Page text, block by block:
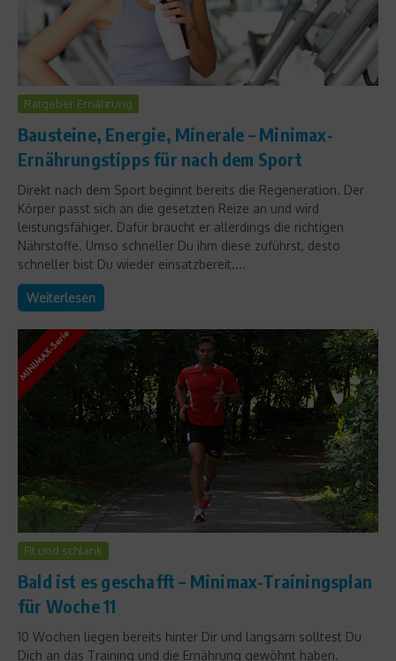
Ratgeber Ernährung
Bausteine, Energie, Minerale – Minimax-
Ernährungstipps für nach dem Sport
Direkt nach dem Sport beginnt bereits die Regeneration. Der
Körper passt sich an die gesetzten Reize an und wird
leistungsfähiger. Dafür braucht er allerdings die richtigen
Nährstoffe. Umso schneller Du ihm diese zuführst, desto
schneller bist Du wieder einsatzbereit....
Weiterlesen
Fit und schlank
Bald ist es geschafft – Minimax-Trainingsplan
für Woche 11
10 Wochen liegen bereits hinter Dir und langsam solltest Du
Dich an das Training und die Ernährung gewöhnt haben.